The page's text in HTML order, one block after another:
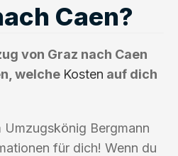
Caen?
von Graz nach Caen
welche Kosten auf dich
Umzugskönig Bergmann
für dich! Wenn du